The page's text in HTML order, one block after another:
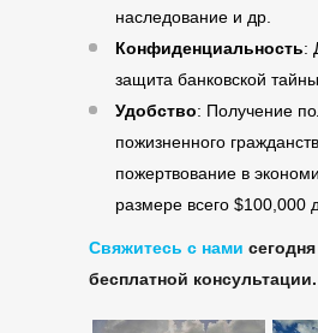
наследование и др.
Конфиденциальность:
защита банковской тайны
Удобство: Получение
пожизненного
пожертвование в
размере всего
Свяжитесь с нами
бесплатной консультации.